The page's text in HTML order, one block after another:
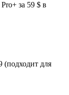
за 59 $ в
(подходит для